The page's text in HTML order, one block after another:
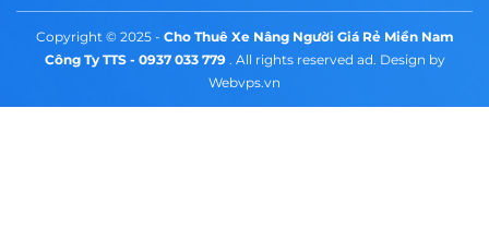
Copyright © 2025 - Cho Thuê Xe Nâng Người Giá Rẻ Miền Nam
Công Ty TTS - 0937 033 779. All rights reserved ad. Design by
Webvps.vn